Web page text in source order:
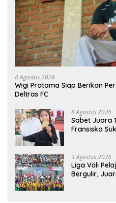
8 Agustus 2026
Wigi Pratama Siap Berikan
Deltras FC
8 Agustus 2026
Sabet Juara
Fransiska
3 Agustus 2026
Liga Voli
Bergulir,